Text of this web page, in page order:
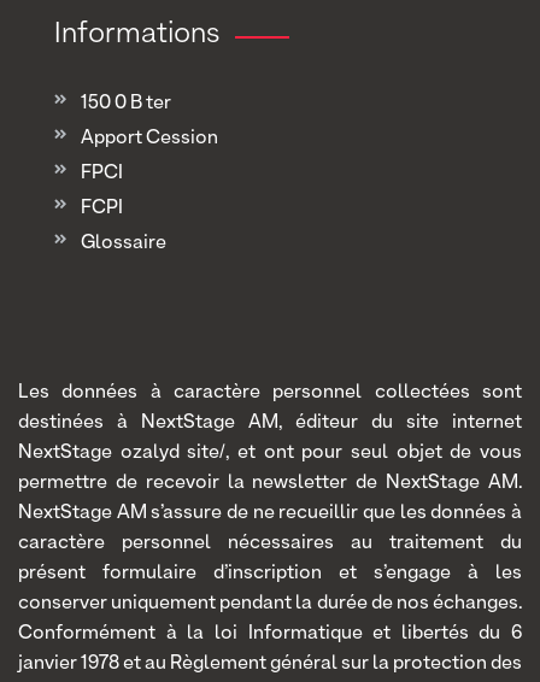
Informations
150 0 B ter
Apport Cession
FPCI
FCPI
Glossaire
Les données à caractère personnel collectées sont
destinées à NextStage AM, éditeur du site internet
NextStage ozalyd site/, et ont pour seul objet de vous
permettre de recevoir la newsletter de NextStage AM.
NextStage AM s’assure de ne recueillir que les données à
caractère personnel nécessaires au traitement du
présent formulaire d’inscription et s’engage à les
conserver uniquement pendant la durée de nos échanges.
Conformément à la loi Informatique et libertés du 6
janvier 1978 et au Règlement général sur la protection des